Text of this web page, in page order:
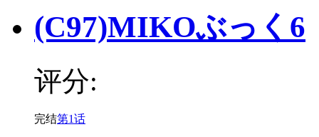
(C97)MIKOぶっく6
评分:
完结第1话